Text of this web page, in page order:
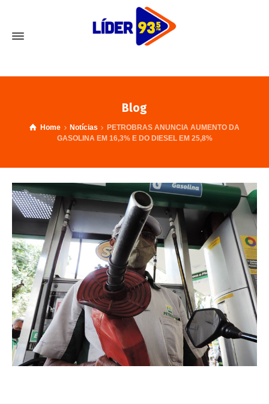
Blog
Home Notícias
PETROBRAS ANUNCIA AUMENTO DA
GASOLINA EM 16,3% E DO DIESEL EM 25,8%